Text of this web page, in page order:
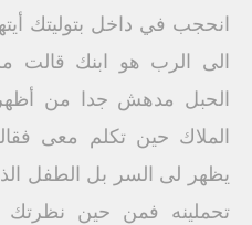
انحجب في داخل بتوليتك
الى الرب هو ابنك قالت
الحبل مدهش جدا من
الملاك حين تكلم معى
يظهر لى السر بل الطفل
تحملينه فمن حين